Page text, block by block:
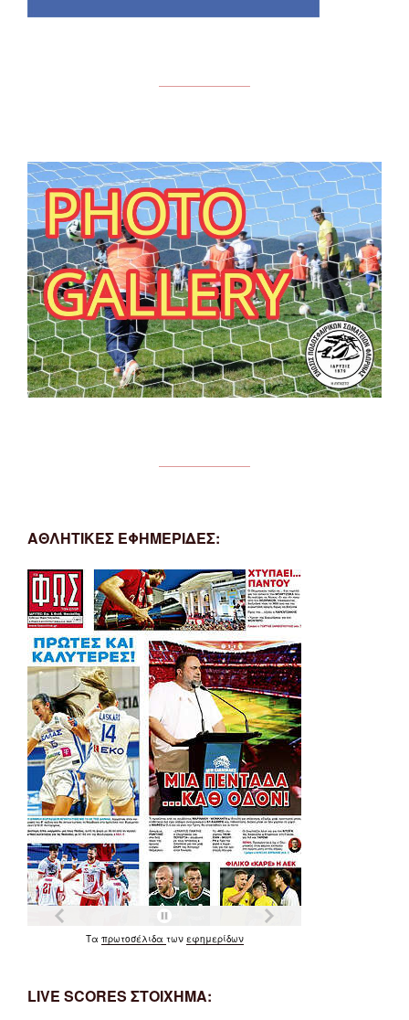
ΑΘΛΗΤΙΚΕΣ ΕΦΗΜΕΡΙΔΕΣ:
Τα πρωτοσέλιδα των εφημερίδων
LIVE SCORES ΣΤΟΙΧΗΜΑ: